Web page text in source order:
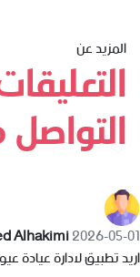
المزيد عن
التواصل
Alhakimi2026-05-01
اريد تطبيق لادارة عيادة